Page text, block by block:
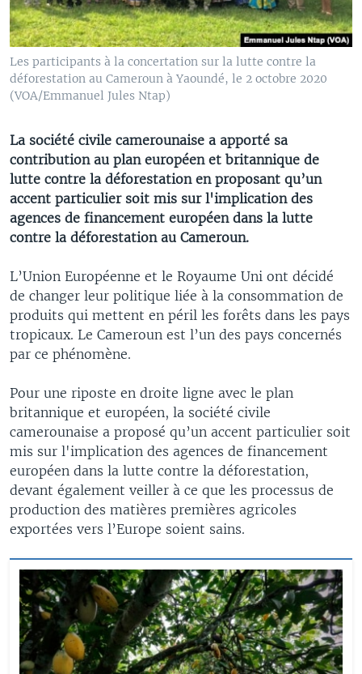
Les participants à la concertation sur la lutte contre la
déforestation au Cameroun à Yaoundé, le 2 octobre 2020
(VOA/Emmanuel Jules Ntap)
La société civile camerounaise a apporté sa
contribution au plan européen et britannique de
lutte contre la déforestation en proposant qu’un
accent particulier soit mis sur l'implication des
agences de financement européen dans la lutte
contre la déforestation au Cameroun.
L’Union Européenne et le Royaume Uni ont décidé
de changer leur politique liée à la consommation de
produits qui mettent en péril les forêts dans les pays
tropicaux. Le Cameroun est l’un des pays concernés
par ce phénomène.
Pour une riposte en droite ligne avec le plan
britannique et européen, la société civile
camerounaise a proposé qu’un accent particulier soit
mis sur l'implication des agences de financement
européen dans la lutte contre la déforestation,
devant également veiller à ce que les processus de
production des matières premières agricoles
exportées vers l’Europe soient sains.